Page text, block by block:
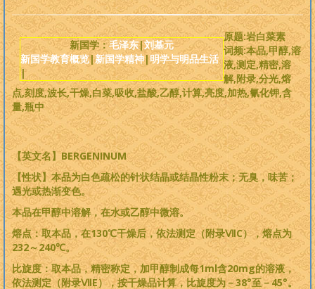
婴童教育
人性教育
居住教育
健身医学
基元学网
新国学：毛泽东|刘基元
新国学教育概览|新国学精神|明学与明品生活
|
原题:岩白菜素
词频:本品,甲醇,溶
液,测定,精密,溶
解,附录,分光,熔
点,刻度,波长,干燥,白菜,吸收,盐酸,乙醇,计算,亮度,加热,氰化钾,含
量,瓶中
【英文名】BERGENINUM
【性状】本品为白色疏松的针状结晶或结晶性粉末；无臭，味苦；
遇光或热渐变色。
本品在甲醇中溶解，在水或乙醇中微溶。
熔点：取本品，在130℃干燥后，依法测定（附录ⅦC），熔点为
232～240℃。
比旋度：取本品，精密称定，加甲醇制成每1ml含20mg的溶液，
依法测定（附录ⅦE），按干燥品计算，比旋度为－38°至－45°。